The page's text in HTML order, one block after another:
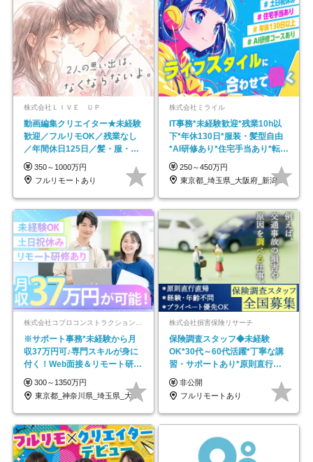
株式会社ＬＩＶＥ ＵＰ
動画編集クリエイター★未経験
歓迎／フルリモOK／残業なし
／年間休日125日／髪・服・ネ
イル自由／研修充実で安心
350～1000万円
フルリモートあり
株式会社ミライル
IT事務*未経験歓迎*残業10h以
下*年休130日*服装・髪型自由
*AI研修あり*住宅手当あり*転勤
なし
250～450万円
東京都_埼玉県_大阪府_新潟県_福岡県
※サポート事務*未経験から月
収37万円可♪専門スキルが身に
付く！Web面接＆リモート研修
も充実♪/a
300～1350万円
東京都_神奈川県_埼玉県_大阪府_愛知県…
株式会社損害保険リサーチ
保険調査スタッフ◆未経験
OK*30代～60代活躍*丁寧な講
習・サポートあり*原則直行直
帰／全国募集・業務委託
非公開
フルリモートあり